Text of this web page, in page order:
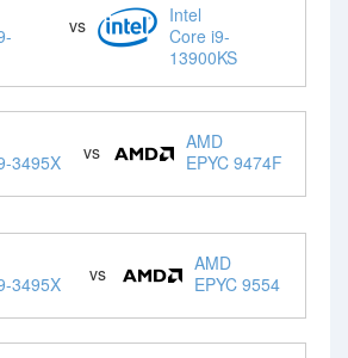
vs
Intel
Core i9-
13900KS
3495X
vs
AMD
EPYC 9474F
3495X
vs
AMD
EPYC 9554